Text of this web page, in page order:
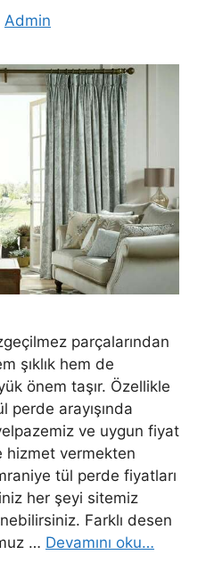
Admin
parçalarından
şıklık hem de
önem taşır. Özellikle
perde arayışında
ve uygun fiyat
hizmet vermekten
tül perde fiyatları
her şeyi sitemiz
Farklı desen
… Devamını oku…